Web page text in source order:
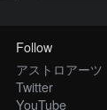
Follow
アストロアーツ
Twitter
YouTube